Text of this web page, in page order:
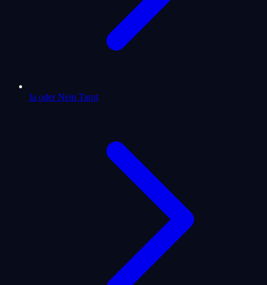
Ja oder Nein Tarot